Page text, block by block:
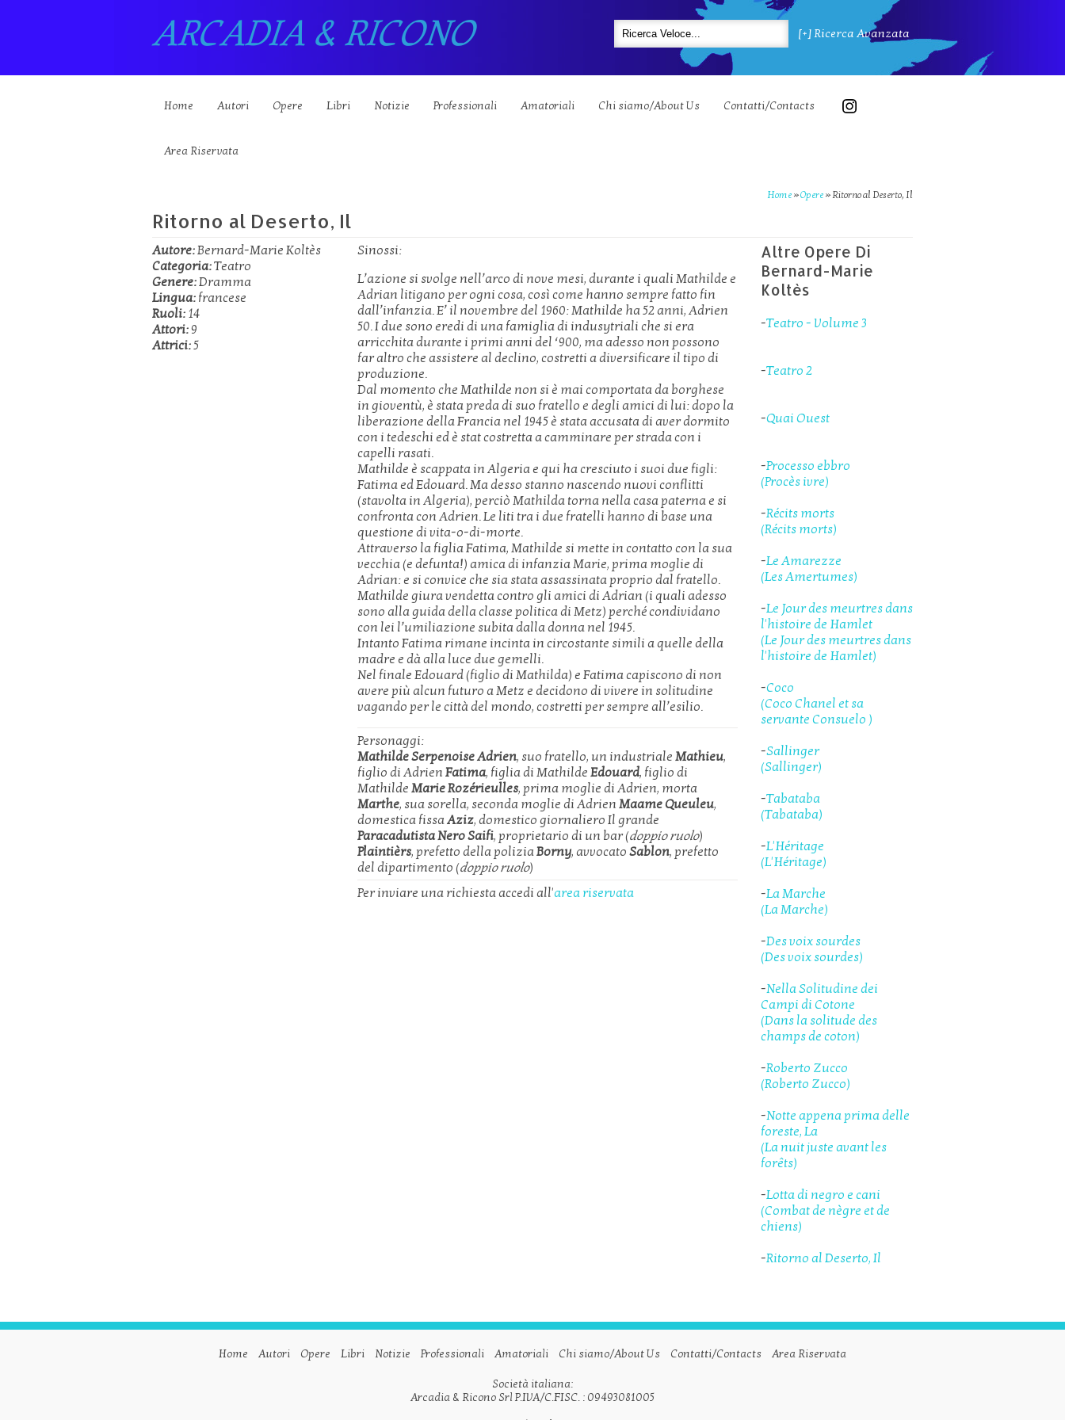
ARCADIA & RICONO [+] Ricerca Avanzata
Home Autori Opere Libri Notizie Professionali Amatoriali Chi siamo/About Us Contatti/Contacts
Area Riservata
Home »Opere »Ritorno al Deserto, Il
Ritorno al Deserto, Il
Autore:Bernard-Marie Koltès
Categoria:Teatro
Genere:Dramma
Lingua: francese
Ruoli: 14
Attori:9
Attrici:5
Sinossi:
L’azione si svolge nell’arco di nove mesi, durante i quali Mathilde e
Adrian litigano per ogni cosa, così come hanno sempre fatto fin
dall’infanzia. E’ il novembre del 1960: Mathilde ha 52 anni, Adrien
50. I due sono eredi di una famiglia di indusytriali che si era
arricchita durante i primi anni del ‘900, ma adesso non possono
far altro che assistere al declino, costretti a diversificare il tipo di
produzione.
Dal momento che Mathilde non si è mai comportata da borghese
in gioventù, è stata preda di suo fratello e degli amici di lui: dopo la
liberazione della Francia nel 1945 è stata accusata di aver dormito
con i tedeschi ed è stat costretta a camminare per strada con i
capelli rasati.
Mathilde è scappata in Algeria e qui ha cresciuto i suoi due figli:
Fatima ed Edouard. Ma desso stanno nascendo nuovi conflitti
(stavolta in Algeria), perciò Mathilda torna nella casa paterna e si
confronta con Adrien. Le liti tra i due fratelli hanno di base una
questione di vita-o-di-morte.
Attraverso la figlia Fatima, Mathilde si mette in contatto con la sua
vecchia (e defunta!) amica di infanzia Marie, prima moglie di
Adrian: e si convice che sia stata assassinata proprio dal fratello.
Mathilde giura vendetta contro gli amici di Adrian (i quali adesso
sono alla guida della classe politica di Metz) perché condividano
con lei l’umiliazione subita dalla donna nel 1945.
Intanto Fatima rimane incinta in circostante simili a quelle della
madre e dà alla luce due gemelli.
Nel finale Edouard (figlio di Mathilda) e Fatima capiscono di non
avere più alcun futuro a Metz e decidono di vivere in solitudine
vagando per le città del mondo, costretti per sempre all’esilio.
Personaggi:
Mathilde SerpenoiseAdrien, suo fratello, un industrialeMathieu,
figlio di AdrienFatima, figlia di MathildeEdouard, figlio di
MathildeMarie Rozérieulles, prima moglie di Adrien, morta
Marthe, sua sorella, seconda moglie di AdrienMaame Queuleu,
domestica fissaAziz, domestico giornaliero Il grande
Paracadutista NeroSaifi, proprietario di un bar (doppio ruolo)
Plaintièrs, prefetto della poliziaBorny, avvocatoSablon, prefetto
del dipartimento (doppio ruolo)
Per inviare una richiesta accedi all'area riservata
Altre Opere Di
Bernard-Marie
Koltès
-Teatro - Volume 3
-Teatro 2
-Quai Ouest
-Processo ebbro
(Procès ivre)
-Récits morts
(Récits morts)
-Le Amarezze
(Les Amertumes)
-Le Jour des meurtres dans
l'histoire de Hamlet
(Le Jour des meurtres dans
l'histoire de Hamlet)
-Coco
(Coco Chanel et sa
servante Consuelo )
-Sallinger
(Sallinger)
-Tabataba
(Tabataba)
-L'Héritage
(L'Héritage)
-La Marche
(La Marche)
-Des voix sourdes
(Des voix sourdes)
-Nella Solitudine dei
Campi di Cotone
(Dans la solitude des
champs de coton)
-Roberto Zucco
(Roberto Zucco)
-Notte appena prima delle
foreste, La
(La nuit juste avant les
forêts)
-Lotta di negro e cani
(Combat de nègre et de
chiens)
-Ritorno al Deserto, Il
Home Autori Opere Libri Notizie Professionali Amatoriali Chi siamo/About Us Contatti/Contacts Area Riservata
Società italiana:
Arcadia & Ricono Srl P.IVA/C.FISC. : 09493081005